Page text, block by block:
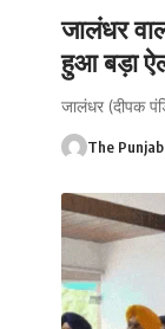
जालंधर
हुआ बड़ा
जालंधर (दीपक
The